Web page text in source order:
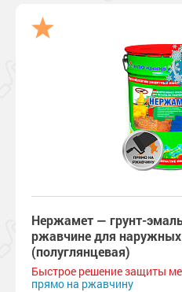
Нержамет — грунт-
ржавчине для наружных
(полуглянцевая)
Быстрое решение защиты
прямо на ржавчину